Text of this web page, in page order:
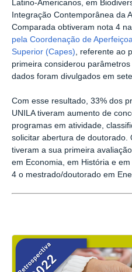
Latino-Americanos, em
Integração Contemporânea da
Comparada obtiveram nota 4 na
pela Coordenação de
Superior (Capes), referente ao
primeira considerou
dados foram divulgados em
Com esse resultado, 33% dos
UNILA tiveram aumento de
programas em atividade,
solicitar abertura de doutorado.
tiveram a sua primeira
em Economia, em História e
4 o mestrado/doutorado em